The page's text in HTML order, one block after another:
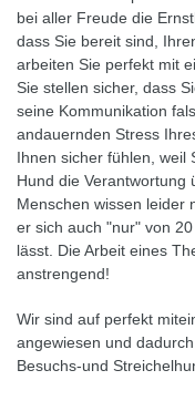
bei aller Freude die
dass Sie bereit sind,
arbeiten Sie perfekt mit
Sie stellen sicher, dass
seine Kommunikation
andauernden Stress
Ihnen sicher fühlen, weil
Hund die Verantwortung
Menschen wissen leider
er sich auch "nur" von
lässt. Die Arbeit eines
anstrengend!
Wir sind auf perfekt
angewiesen und
Besuchs-und